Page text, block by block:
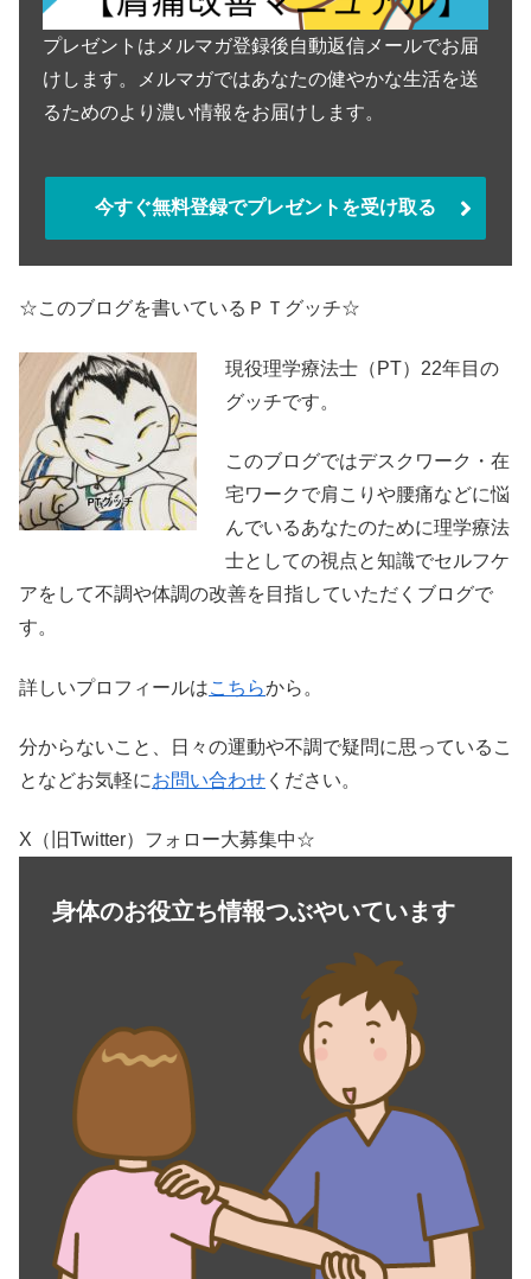
プレゼントはメルマガ登録後自動返信メールでお届
けします。メルマガではあなたの健やかな生活を送
るためのより濃い情報をお届けします。
今すぐ無料登録でプレゼントを受け取る
☆このブログを書いているＰＴグッチ☆
現役理学療法士（PT）22年目の
グッチです。
このブログではデスクワーク・在
宅ワークで肩こりや腰痛などに悩
んでいるあなたのために理学療法
士としての視点と知識でセルフケ
アをして不調や体調の改善を目指していただくブログで
す。
詳しいプロフィールはこちらから。
分からないこと、日々の運動や不調で疑問に思っているこ
となどお気軽にお問い合わせ ください。
X（旧Twitter）フォロー大募集中☆
身体のお役立ち情報つぶやいています